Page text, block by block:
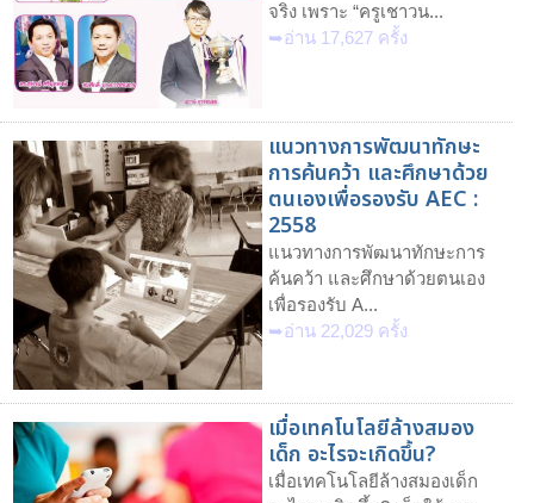
จริง เพราะ “ครูเชาวน...
➥อ่าน 17,627 ครั้ง
แนวทางการพัฒนาทักษะ
การค้นคว้า และศึกษาด้วย
ตนเองเพื่อรองรับ AEC :
2558
แนวทางการพัฒนาทักษะการ
ค้นคว้า และศึกษาด้วยตนเอง
เพื่อรองรับ A...
➥อ่าน 22,029 ครั้ง
เมื่อเทคโนโลยีล้างสมอง
เด็ก อะไรจะเกิดขึ้น?
เมื่อเทคโนโลยีล้างสมองเด็ก